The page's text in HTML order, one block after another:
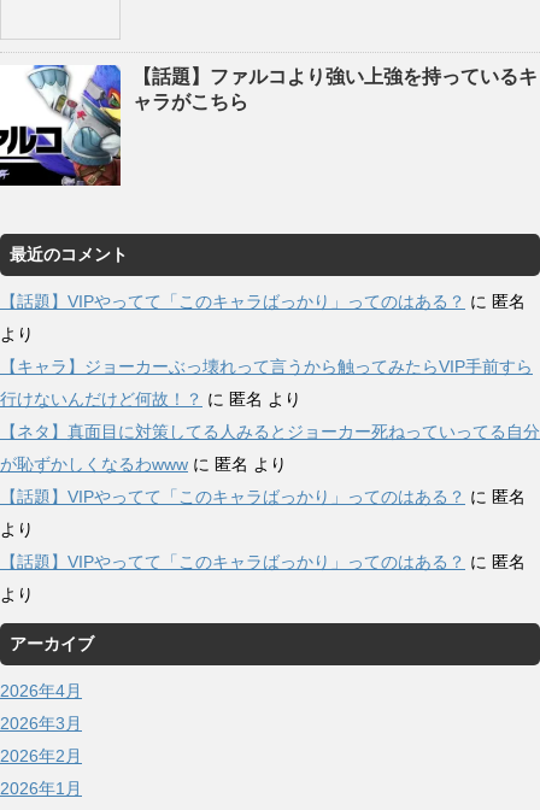
【話題】ファルコより強い上強を持っているキ
ャラがこちら
最近のコメント
【話題】VIPやってて「このキャラばっかり」ってのはある？ に 匿名
より
【キャラ】ジョーカーぶっ壊れって言うから触ってみたらVIP手前すら
行けないんだけど何故！？ に 匿名 より
【ネタ】真面目に対策してる人みるとジョーカー死ねっていってる自分
が恥ずかしくなるわwww に 匿名 より
【話題】VIPやってて「このキャラばっかり」ってのはある？ に 匿名
より
【話題】VIPやってて「このキャラばっかり」ってのはある？ に 匿名
より
アーカイブ
2026年4月
2026年3月
2026年2月
2026年1月